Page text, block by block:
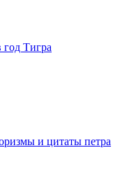
год Тигра
и цитаты петра